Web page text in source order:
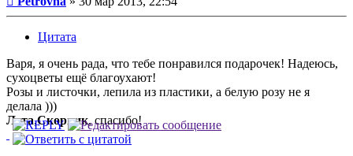
Цитата
Варя, я очень рада, что тебе понравился подарочек! Надеюсь,
сухоцветы ещё благоухают!
Розы и листочки, лепила из пластики, а белую розу не я
делала )))
Лета,Скорпик, спасибо!